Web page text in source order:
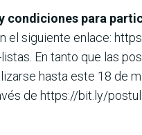
condiciones para
el siguiente enlace:
En tanto que las
hasta este 18 de
de https://bit.ly/